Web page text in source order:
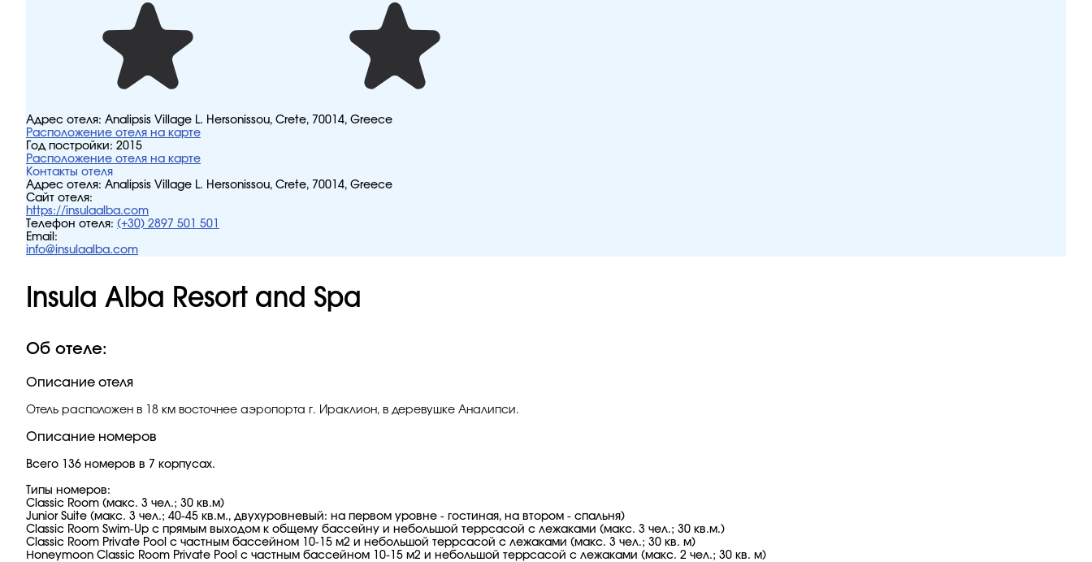
Адрес отеля: Analipsis Village L. Hersonissou, Crete, 70014, Greece
Расположение отеля на карте
Год постройки: 2015
Расположение отеля на карте
Контакты отеля
Адрес отеля: Analipsis Village L. Hersonissou, Crete, 70014, Greece
Сайт отеля:
https://insulaalba.com
Телефон отеля: (+30) 2897 501 501
Email:
info@insulaalba.com
Insula Alba Resort and Spa
Об отеле:
Описание отеля
Отель расположен в 18 км восточнее аэропорта г. Ираклион, в деревушке Аналипси.
Описание номеров
Всего 136 номеров в 7 корпусах.
Типы номеров:
Classic Room (макс. 3 чел.; 30 кв.м)
Junior Suite (макс. 3 чел.; 40-45 кв.м., двухуровневый: на первом уровне - гостиная, на втором - спальня)
Classic Room Swim-Up c прямым выходом к общему бассейну и небольшой террсасой с лежаками (макс. 3 чел.; 30 кв.м.)
Classic Room Private Pool с частным бассейном 10-15 м2 и небольшой террсасой с лежаками (макс. 3 чел.; 30 кв. м)
Ηoneymoon Classic Room Private Pool с частным бассейном 10-15 м2 и небольшой террсасой с лежаками (макс. 2 чел.; 30 кв. м)